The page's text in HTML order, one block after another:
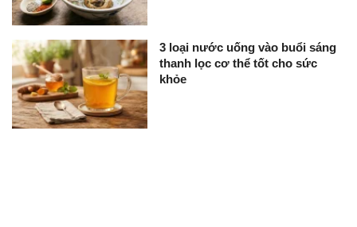
3 loại nước uống vào buổi sáng
thanh lọc cơ thể tốt cho sức
khỏe